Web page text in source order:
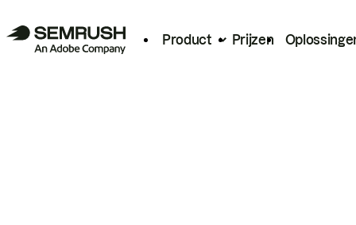
Product Prijzen